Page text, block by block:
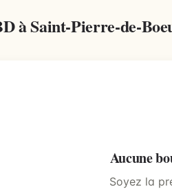
à Saint-Pierre-de-
Aucune
Soyez la